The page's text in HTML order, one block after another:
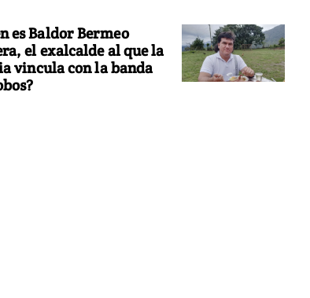
es Baldor Bermeo
el exalcalde al que la
vincula con la banda